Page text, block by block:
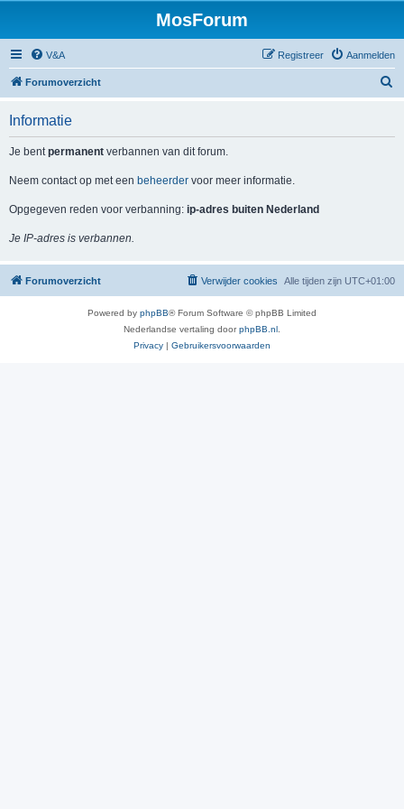
MosForum
V&A Aanmelden
Registreer
Forumoverzicht
Informatie
Je bentpermanent verbannen van dit forum.
Neem contact op met een beheerder voor meer informatie.
Opgegeven reden voor verbanning: ip-adres buiten Nederland
Je IP-adres is verbannen.
Forumoverzicht Alle tijden zijn UTC+01:00
Verwijder cookies
Powered by phpBB® Forum Software © phpBB Limited
Nederlandse vertaling doorphpBB.nl
Privacy | Gebruikersvoorwaarden